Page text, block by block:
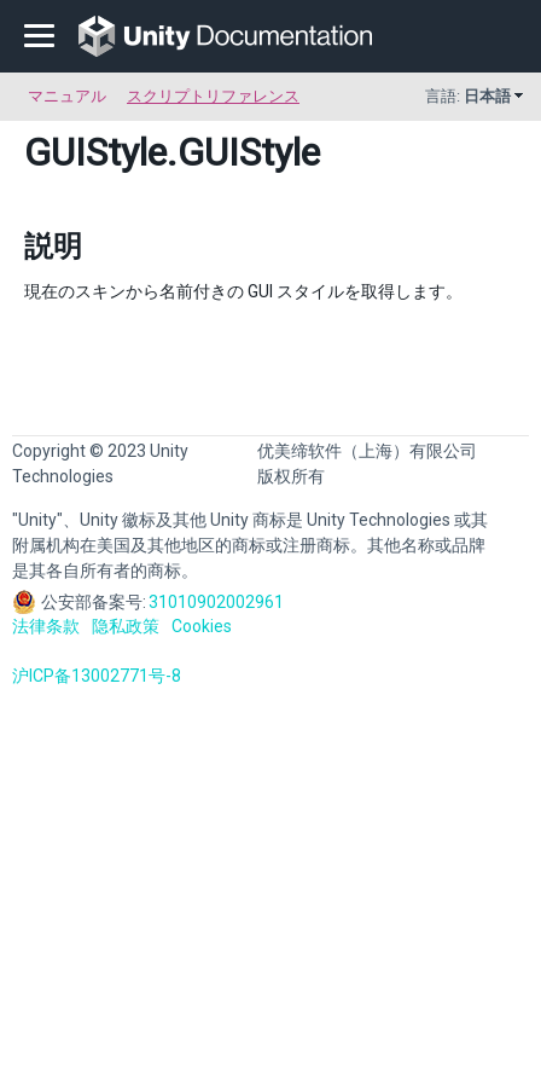
マニュアル スクリプトリファレンス 言語: 日本語
GUIStyle.GUIStyle
説明
現在のスキンから名前付きの GUI スタイルを取得します。
Copyright © 2023 Unity
Technologies
优美缔软件（上海）有限公司
版权所有
"Unity"、Unity 徽标及其他 Unity 商标是 Unity Technologies 或其
附属机构在美国及其他地区的商标或注册商标。其他名称或品牌
是其各自所有者的商标。
公安部备案号:31010902002961
法律条款
隐私政策 Cookies
沪ICP备13002771号-8